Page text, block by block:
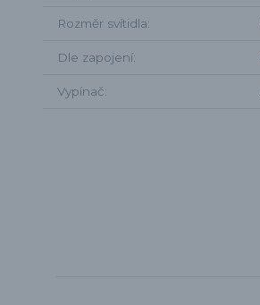
Rozměr svítidla
Dle zapojení
Vypínač